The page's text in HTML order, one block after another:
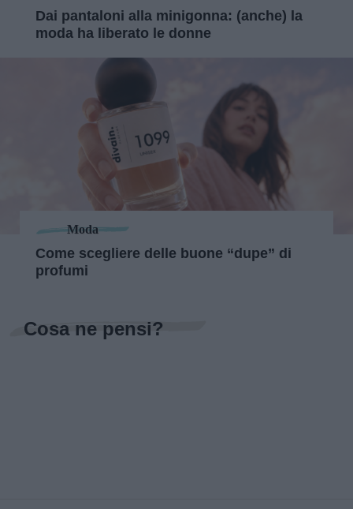
Dai pantaloni alla minigonna: (anche) la
moda ha liberato le donne
Moda
Come scegliere delle buone “dupe” di
profumi
Cosa ne pensi?